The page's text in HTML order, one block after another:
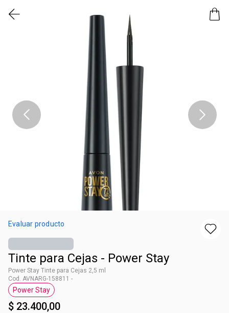
Evaluar producto
Tinte para Cejas - Power Stay
Power Stay Tinte para Cejas 2,5 ml
Cod. AVNARG-158811 -
Etiqueta Power Stay
Power Stay
$ 23.400,00